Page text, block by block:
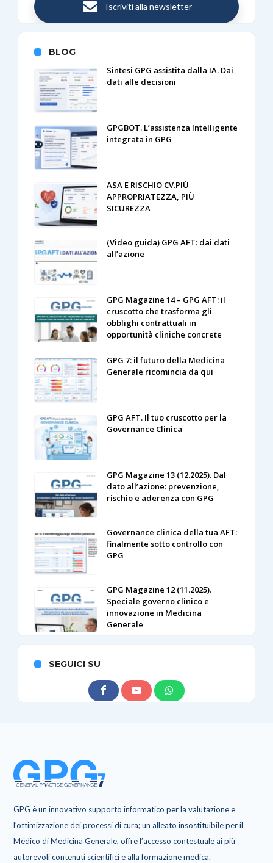
Iscriviti alla newsletter
BLOG
Sintesi GPG assistita dalla IA. Dai
dati alle decisioni
GPGBOT. L’assistenza Intelligente
integrata in GPG
ASA E RISCHIO CV.PIÙ
APPROPRIATEZZA, PIÙ
SICUREZZA
(Video guida) GPG AFT: dai dati
all’azione
GPG Magazine 14 – GPG AFT: il
cruscotto che trasforma gli
obblighi contrattuali in
opportunità cliniche concrete
GPG 7: il futuro della Medicina
Generale ricomincia da qui
GPG AFT. Il tuo cruscotto per la
Governance Clinica
GPG Magazine 13 (12.2025). Dal
dato all’azione: prevenzione,
rischio e aderenza con GPG
Governance clinica della tua AFT:
finalmente sotto controllo con
GPG
GPG Magazine 12 (11.2025).
Speciale governo clinico e
innovazione in Medicina
Generale
SEGUICI SU
GPG è un innovativo supporto informatico per la valutazione e
l’ottimizzazione dei processi di cura; un alleato insostituibile per il
Medico di Medicina Generale, offre l’accesso contestuale ai più
autorevoli contenuti scientifici e alla formazione medica.